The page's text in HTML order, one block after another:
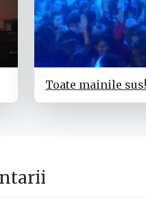
Toate mainile